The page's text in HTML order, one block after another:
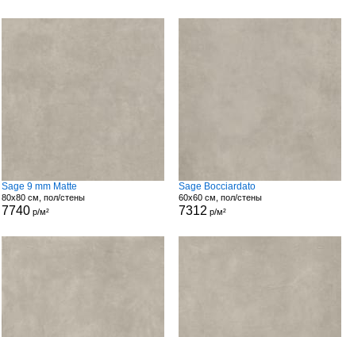
Sage 9 mm Matte
80x80 см, пол/стены
7740р/м²
Sage Bocciardato
60x60 см, пол/стены
7312 р/м²